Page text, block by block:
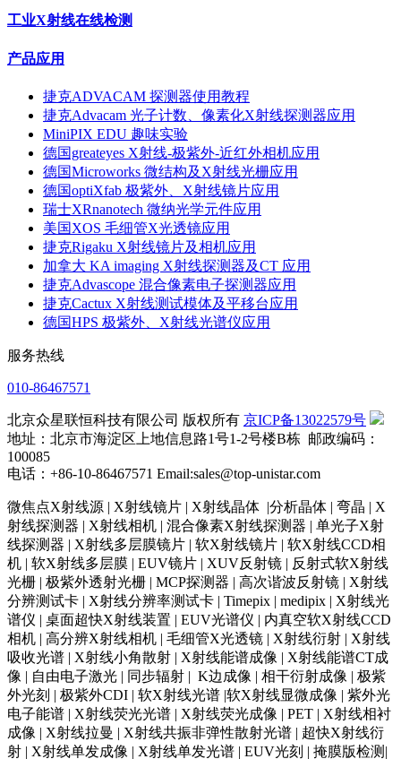
工业X射线在线检测
产品应用
捷克ADVACAM 探测器使用教程
捷克Advacam 光子计数、像素化X射线探测器应用
MiniPIX EDU 趣味实验
德国greateyes X射线-极紫外-近红外相机应用
德国Microworks 微结构及X射线光栅应用
德国optiXfab 极紫外、X射线镜片应用
瑞士XRnanotech 微纳光学元件应用
美国XOS 毛细管X光透镜应用
捷克Rigaku X射线镜片及相机应用
加拿大 KA imaging X射线探测器及CT 应用
捷克Advascope 混合像素电子探测器应用
捷克Cactux X射线测试模体及平移台应用
德国HPS 极紫外、X射线光谱仪应用
服务热线
010-86467571
北京众星联恒科技有限公司 版权所有 京ICP备13022579号
地址：北京市海淀区上地信息路1号1-2号楼B栋 邮政编码：
100085
电话：+86-10-86467571 Email:sales@top-unistar.com
微焦点X射线源 | X射线镜片 | X射线晶体 |分析晶体 | 弯晶 | X
射线探测器 | X射线相机 | 混合像素X射线探测器 | 单光子X射
线探测器 | X射线多层膜镜片 | 软X射线镜片 | 软X射线CCD相
机 | 软X射线多层膜 | EUV镜片 | XUV反射镜 | 反射式软X射线
光栅 | 极紫外透射光栅 | MCP探测器 | 高次谐波反射镜 | X射线
分辨测试卡 | X射线分辨率测试卡 | Timepix | medipix | X射线光
谱仪 | 桌面超快X射线装置 | EUV光谱仪 | 内真空软X射线CCD
相机 | 高分辨X射线相机 | 毛细管X光透镜 | X射线衍射 | X射线
吸收光谱 | X射线小角散射 | X射线能谱成像 | X射线能谱CT成
像 | 自由电子激光 | 同步辐射 | K边成像 | 相干衍射成像 | 极紫
外光刻 | 极紫外CDI | 软X射线光谱 |软X射线显微成像 | 紫外光
电子能谱 | X射线荧光光谱 | X射线荧光成像 | PET | X射线相衬
成像 | X射线拉曼 | X射线共振非弹性散射光谱 | 超快X射线衍
射 | X射线单发成像 | X射线单发光谱 | EUV光刻 | 掩膜版检测|